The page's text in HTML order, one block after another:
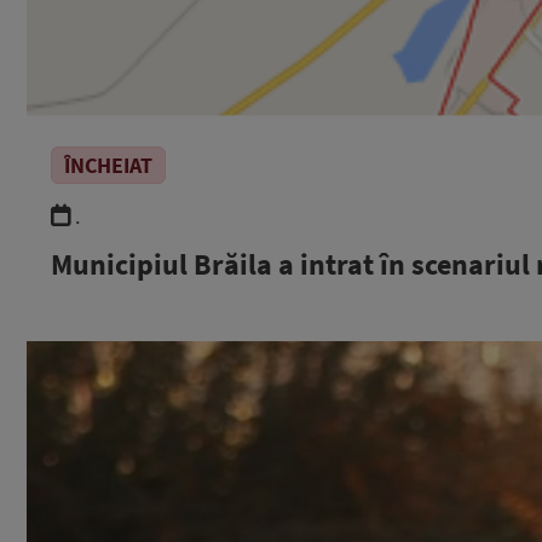
ÎNCHEIAT
.
Municipiul Brăila a intrat în scenariul